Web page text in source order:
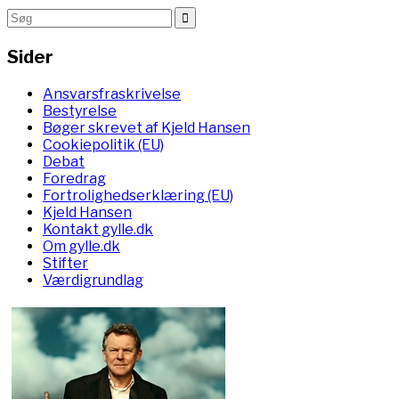
Sider
Ansvarsfraskrivelse
Bestyrelse
Bøger skrevet af Kjeld Hansen
Cookiepolitik (EU)
Debat
Foredrag
Fortrolighedserklæring (EU)
Kjeld Hansen
Kontakt gylle.dk
Om gylle.dk
Stifter
Værdigrundlag